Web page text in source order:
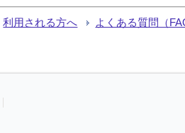
利用される方へ よくある質問（